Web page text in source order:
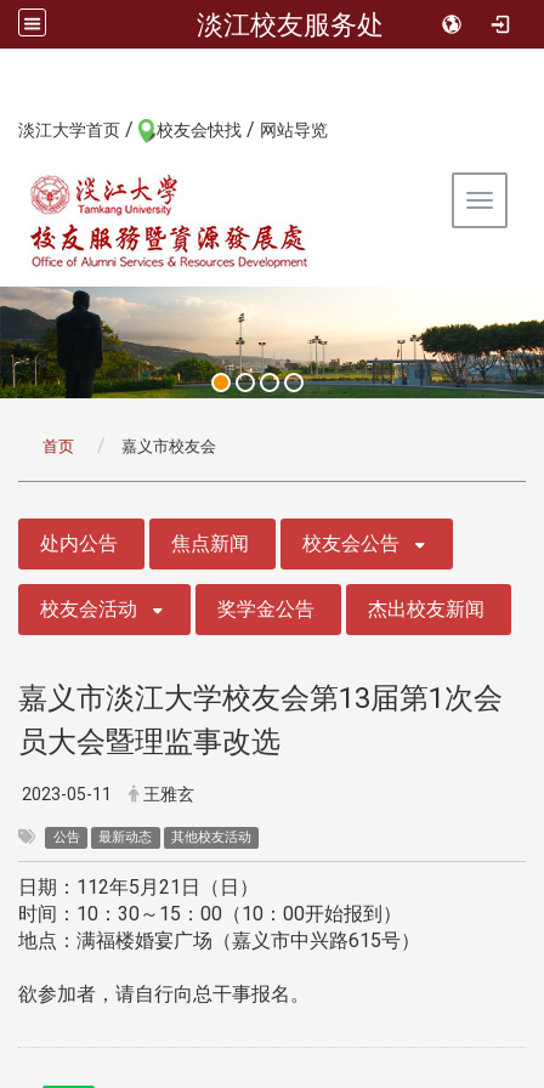
淡江校友服务处
淡江大学首页 / 校友会快找 / 网站导览
Toggle
首页 嘉义市校友会
处内公告 焦点新闻 校友会公告
校友会活动 奖学金公告 杰出校友新闻
嘉义市淡江大学校友会第13届第1次会
员大会暨理监事改选
2023-05-11 王雅玄
公告 最新动态 其他校友活动
日期：112年5月21日（日）
时间：10：30～15：00（10：00开始报到）
地点：满福楼婚宴广场（嘉义市中兴路615号）
欲参加者，请自行向总干事报名。